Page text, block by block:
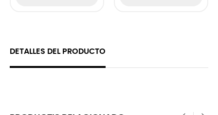
DETALLES DEL PRODUCTO